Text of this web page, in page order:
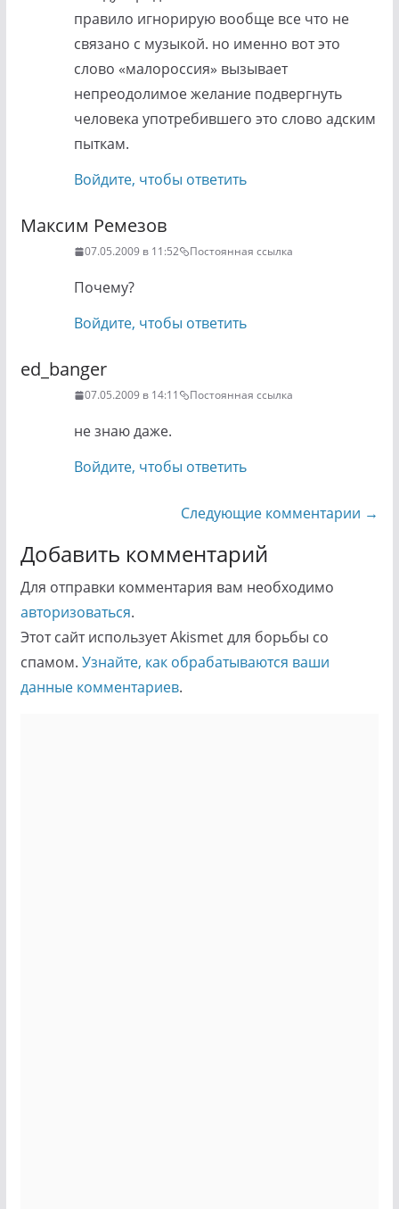
правило игнорирую вообще все что не
связано с музыкой. но именно вот это
слово «малороссия» вызывает
непреодолимое желание подвергнуть
человека употребившего это слово адским
пыткам.
Войдите, чтобы ответить
Максим Ремезов
07.05.2009 в 11:52 Постоянная ссылка
Почему?
Войдите, чтобы ответить
ed_banger
07.05.2009 в 14:11 Постоянная ссылка
не знаю даже.
Войдите, чтобы ответить
комментариям
Следующие комментарии →
Добавить комментарий
Для отправки комментария вам необходимо
авторизоваться.
Этот сайт использует Akismet для борьбы со
спамом. Узнайте, как обрабатываются ваши
данные комментариев.